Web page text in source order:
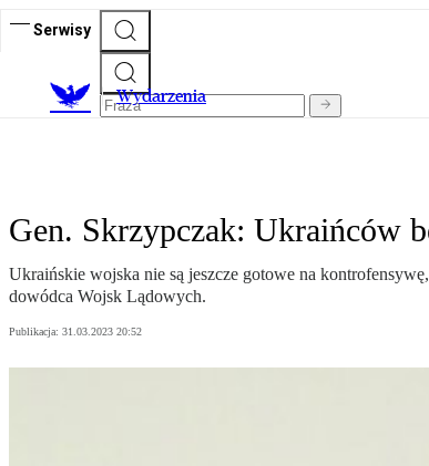
Serwisy
Wydarzenia
Gen. Skrzypczak: Ukraińców
Ukraińskie wojska nie są jeszcze gotowe na
dowódca Wojsk Lądowych.
Publikacja: 31.03.2023 20:52